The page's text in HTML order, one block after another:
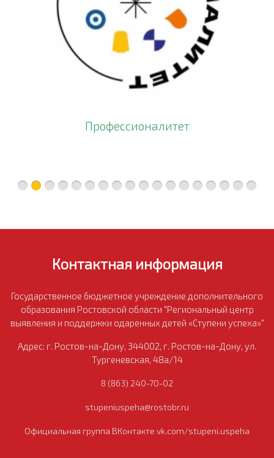
Профессионалитет
Профессионалитет
Контактная информация
Государственное бюджетное учреждение дополнительного
образования Ростовской области "Региональный центр
выявления и поддержки одаренных детей «Ступени успеха»"
Адрес: г. Ростов-на-Дону, 344002, г. Ростов-на-Дону, ул.
Тургеневская, 48а/14
8 (863) 240-70-02
stupeniuspeha@rostobr.ru
Официальная группа ВКонтакте vk.com/stupeni.uspeha